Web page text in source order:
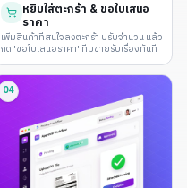
หยิบใส่ตะกร้า & ขอใบเสนอ
ราคา
เพิ่มสินค้าที่สนใจลงตะกร้า ปรับจำนวน แล้ว
กด 'ขอใบเสนอราคา' ทีมขายรับเรื่องทันที
04